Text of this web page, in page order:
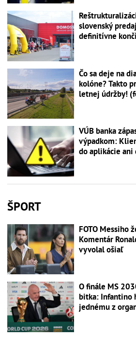
slovenský
definitívne
Čo sa deje na
kolóne? Takto
letnej údržby!
VÚB banka
výpadkom:
do aplikácie
ŠPORT
FOTO Messiho
Komentár
vyvolal ošiaľ
O finále MS
bitka: Infantino
jednému z